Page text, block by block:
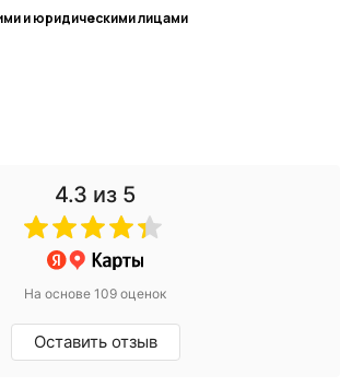
и юридическими лицами
4.3 из 5
На основе 109 оценок
Оставить отзыв